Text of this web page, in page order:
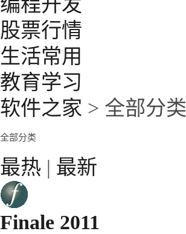
编程开发
股票行情
生活常用
教育学习
软件之家 > 全部分类
全部分类
最热 | 最新
Finale 2011